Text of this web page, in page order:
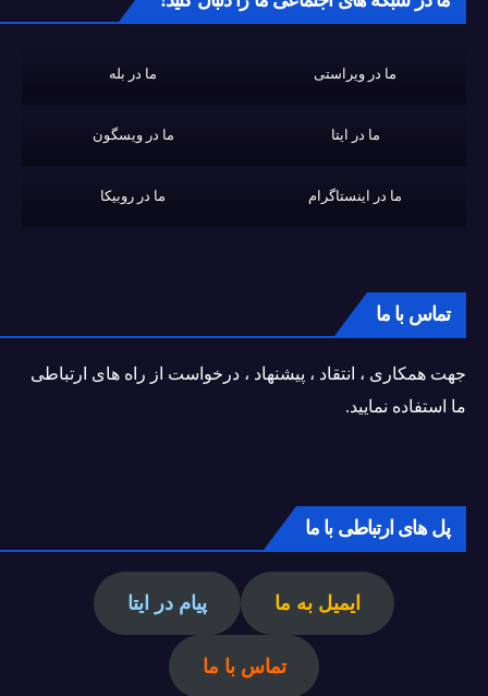
ما در ویراستی ما در بله
ما در ایتا ما در ویسگون
ما در اینستاگرام ما در روبیکا
تماس با ما
جهت همکاری ، انتقاد ، پیشنهاد ، درخواست از راه های ارتباطی
ما استفاده نمایید.
پل های ارتباطی با ما
ایمیل به ما پیام در ایتا
تماس با ما